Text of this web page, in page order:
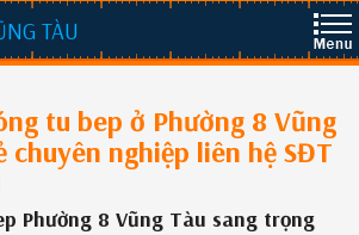
TÀU
tu bep ở Phường 8 Vũng
chuyên nghiệp liên hệ SĐT
Phường 8 Vũng Tàu sang trọng